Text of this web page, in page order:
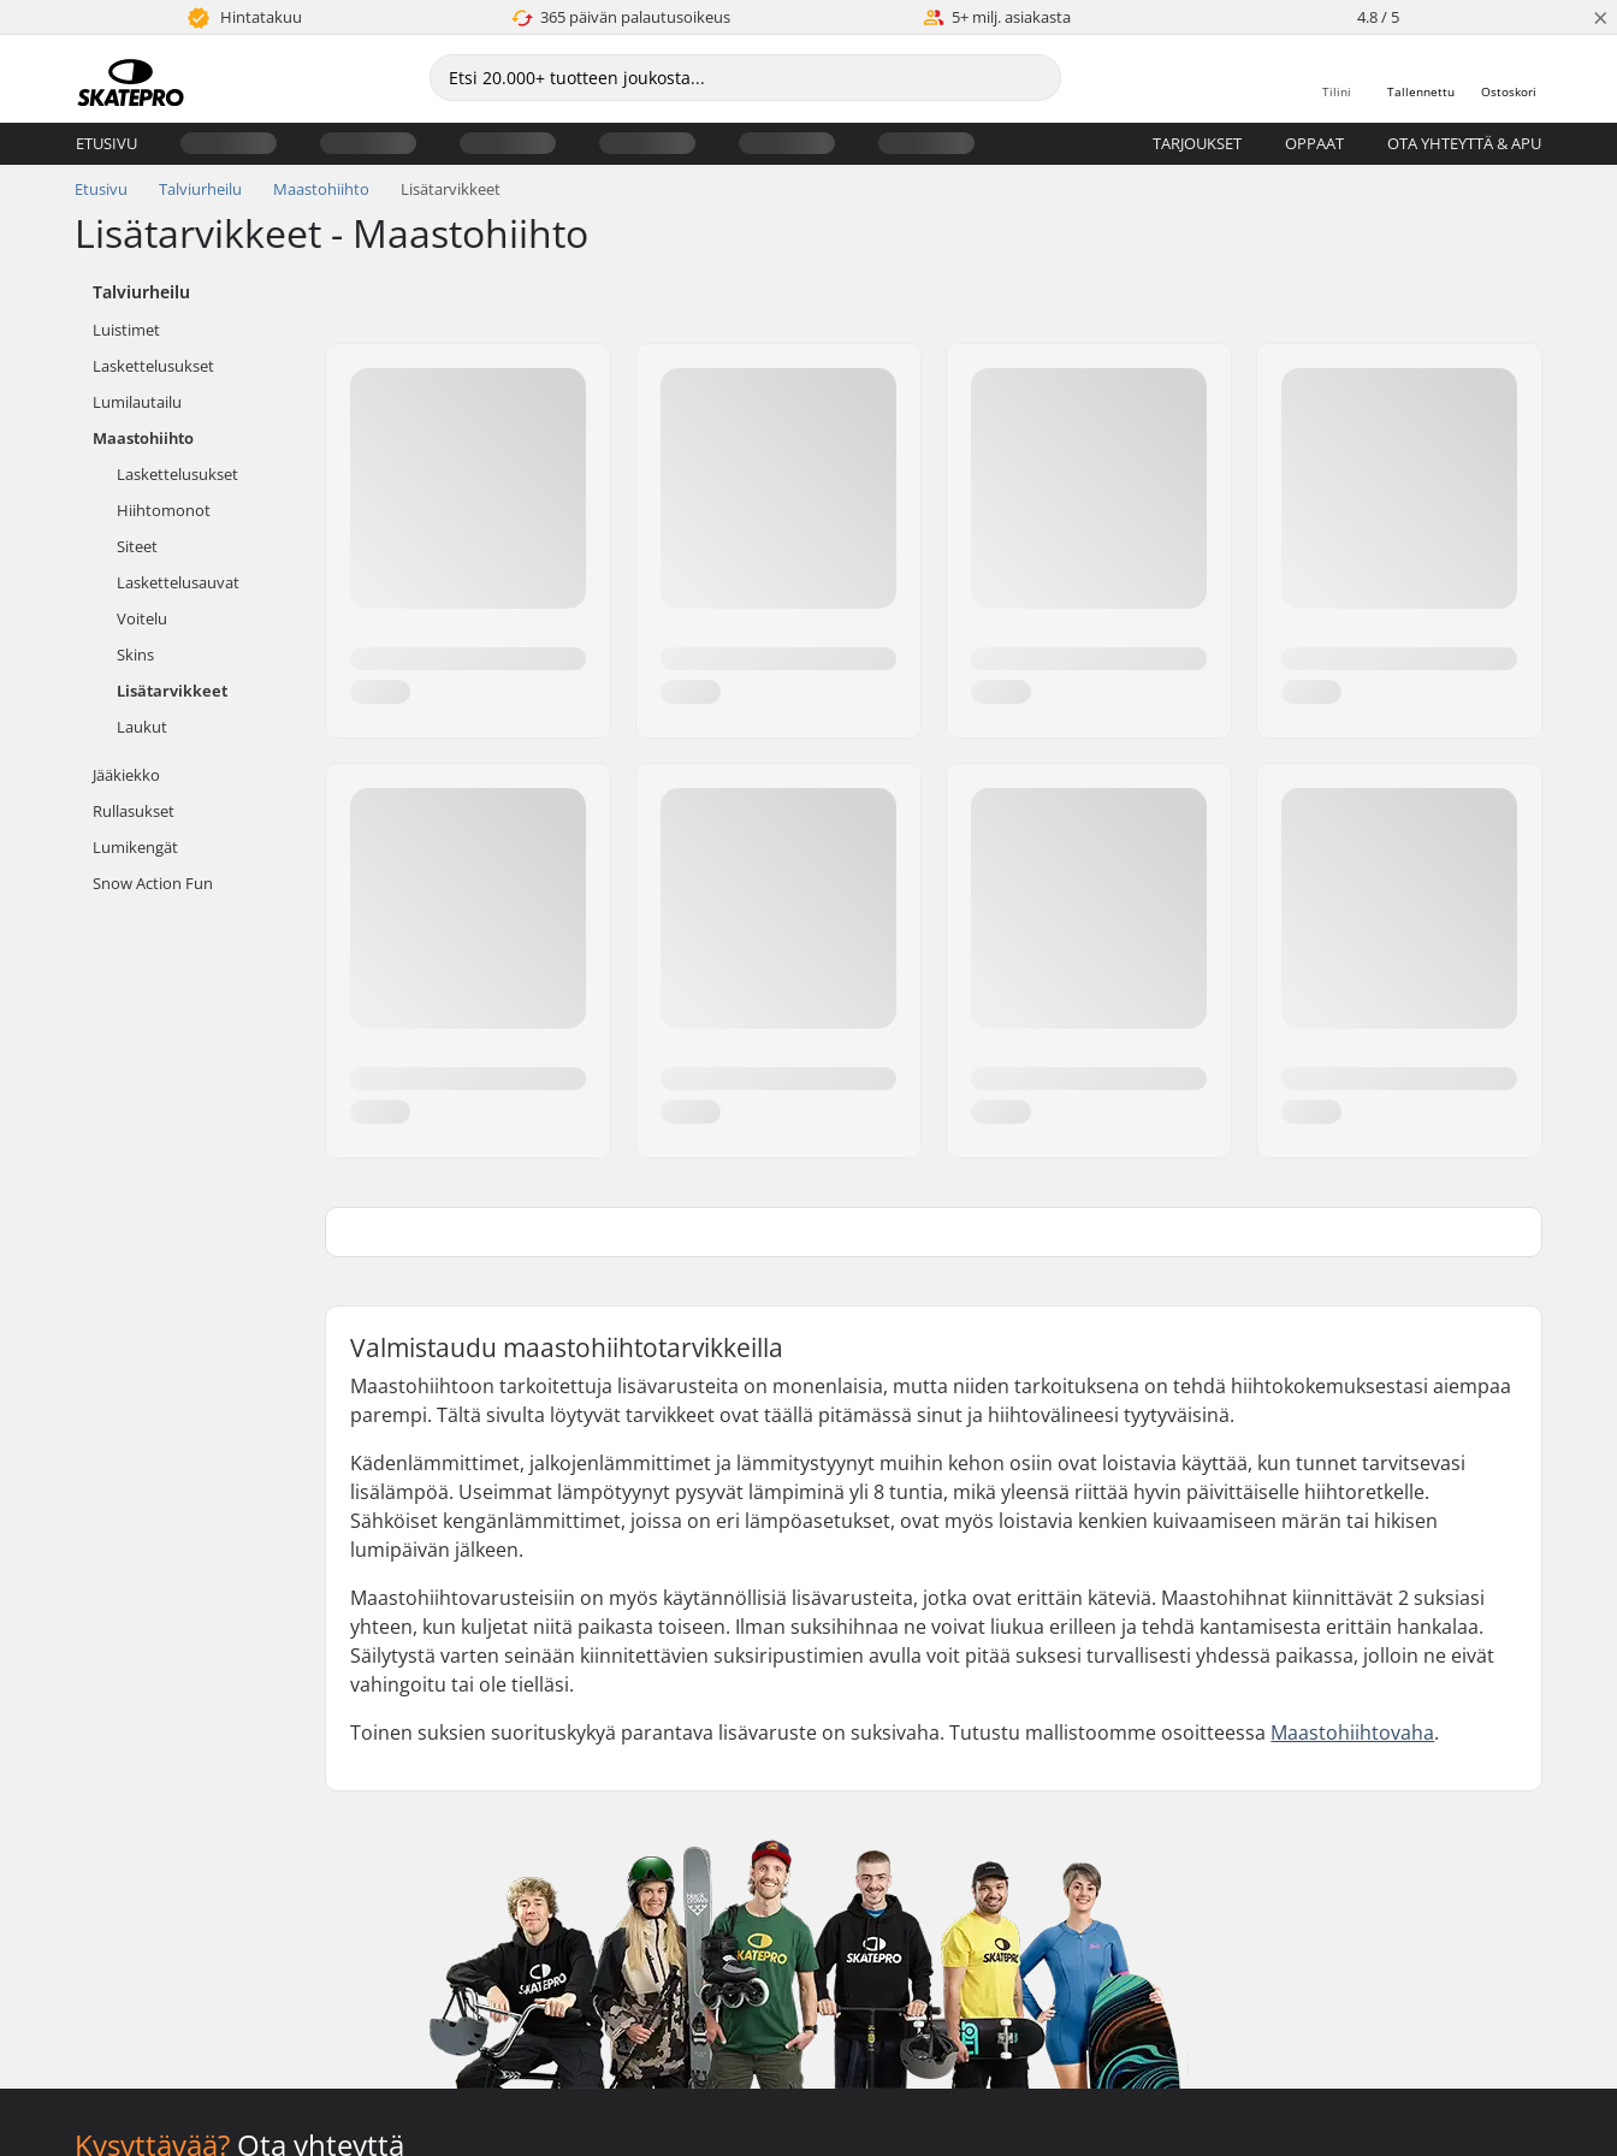
Hintatakuu 365 päivän palautusoikeus 5+ milj. asiakasta 4.8 / 5 ×
Ostoskori
Tallennettu
Tilini
ETUSIVU TARJOUKSET OPPAAT OTA YHTEYTTÄ & APU
Etusivu Talviurheilu Maastohiihto Lisätarvikkeet
Lisätarvikkeet - Maastohiihto
Talviurheilu
Luistimet
Laskettelusukset
Lumilautailu
Maastohiihto
Laskettelusukset
Hiihtomonot
Siteet
Laskettelusauvat
Voitelu
Skins
Lisätarvikkeet
Laukut
Jääkiekko
Rullasukset
Lumikengät
Snow Action Fun
Valmistaudu maastohiihtotarvikkeilla
Maastohiihtoon tarkoitettuja lisävarusteita on monenlaisia, mutta niiden tarkoituksena on tehdä hiihtokokemuksestasi aiempaa
parempi. Tältä sivulta löytyvät tarvikkeet ovat täällä pitämässä sinut ja hiihtovälineesi tyytyväisinä.
Kädenlämmittimet, jalkojenlämmittimet ja lämmitystyynyt muihin kehon osiin ovat loistavia käyttää, kun tunnet tarvitsevasi
lisälämpöä. Useimmat lämpötyynyt pysyvät lämpiminä yli 8 tuntia, mikä yleensä riittää hyvin päivittäiselle hiihtoretkelle.
Sähköiset kengänlämmittimet, joissa on eri lämpöasetukset, ovat myös loistavia kenkien kuivaamiseen märän tai hikisen
lumipäivän jälkeen.
Maastohiihtovarusteisiin on myös käytännöllisiä lisävarusteita, jotka ovat erittäin käteviä. Maastohihnat kiinnittävät 2 suksiasi
yhteen, kun kuljetat niitä paikasta toiseen. Ilman suksihihnaa ne voivat liukua erilleen ja tehdä kantamisesta erittäin hankalaa.
Säilytystä varten seinään kiinnitettävien suksiripustimien avulla voit pitää suksesi turvallisesti yhdessä paikassa, jolloin ne eivät
vahingoitu tai ole tielläsi.
Toinen suksien suorituskykyä parantava lisävaruste on suksivaha. Tutustu mallistoomme osoitteessa Maastohiihtovaha.
Kysyttävää? Ota yhteyttä